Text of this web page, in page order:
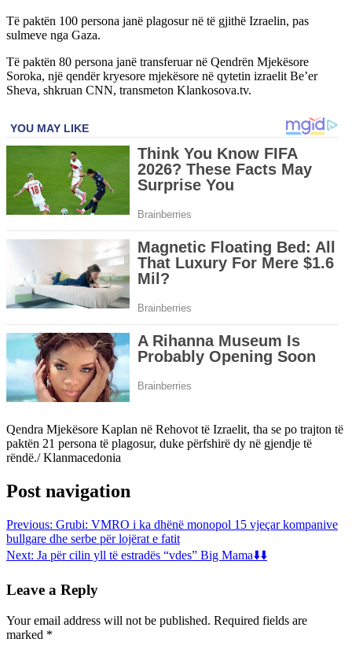
Të paktën 100 persona janë plagosur në të gjithë Izraelin, pas
sulmeve nga Gaza.
Të paktën 80 persona janë transferuar në Qendrën Mjekësore
Soroka, një qendër kryesore mjekësore në qytetin izraelit Be’er
Sheva, shkruan CNN, transmeton Klankosova.tv.
Qendra Mjekësore Kaplan në Rehovot të Izraelit, tha se po trajton të
paktën 21 persona të plagosur, duke përfshirë dy në gjendje të
rëndë./ Klanmacedonia
Post navigation
Previous: Grubi: VMRO i ka dhënë monopol 15 vjeçar kompanive
bullgare dhe serbe për lojërat e fatit
Next: Ja për cilin yll të estradës “vdes” Big Mama⬇️⬇️
Leave a Reply
Your email address will not be published. Required fields are
marked *